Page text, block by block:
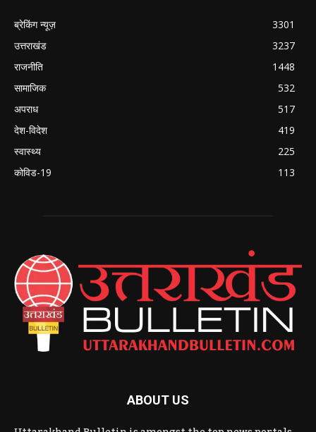
ब्रेकिंग न्यूज़
3301
उत्तराखंड
3237
राजनीति
1448
सामाजिक
532
अपराध
517
देश-विदेश
419
स्वास्थ्य
225
कोविड-19
113
ABOUT US